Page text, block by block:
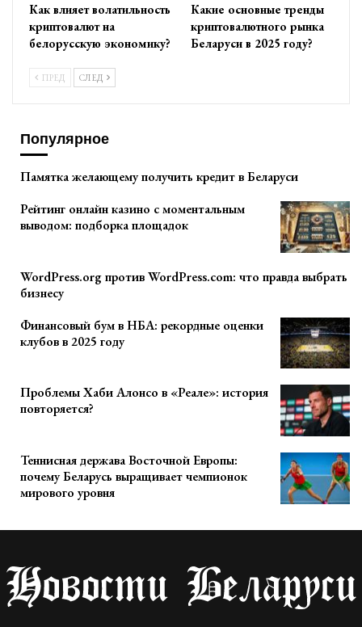
Как влияет волатильность
криптовалют на
белорусскую экономику?
Какие основные тренды
криптовалютного рынка
Беларуси в 2025 году?
ПРЕД СЛЕД
Популярное
Памятка желающему получить кредит в Беларуси
Рейтинг онлайн казино с моментальным
выводом: подборка площадок
WordPress.org против WordPress.com: что правда выбрать
бизнесу
Финансовый бум в НБА: рекордные оценки
клубов в 2025 году
Проблемы Хаби Алонсо в «Реале»: история
повторяется?
Теннисная держава Восточной Европы:
почему Беларусь выращивает чемпионок
мирового уровня